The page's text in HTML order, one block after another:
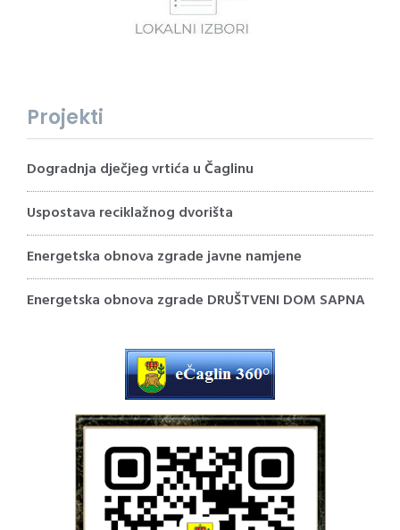
Projekti
Dogradnja dječjeg vrtića u Čaglinu
Uspostava reciklažnog dvorišta
Energetska obnova zgrade javne namjene
Energetska obnova zgrade DRUŠTVENI DOM SAPNA